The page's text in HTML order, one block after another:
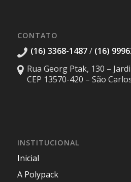
CONTATO
(16) 3368-1487/ (16)
Rua Georg Ptak, 130 –
CEP 13570-420 – São
INSTITUCIONAL
Inicial
A Polypack